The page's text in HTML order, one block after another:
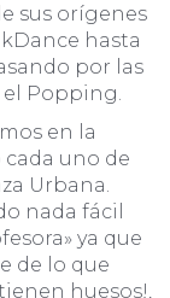
sus orígenes
hasta
por las
Popping.
en la
uno de
Urbana.
nada fácil
ya que
de lo que
huesos!,